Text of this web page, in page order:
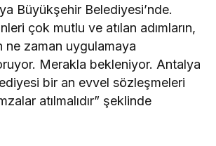
Büyükşehir Belediyesi’nde.
çok mutlu ve atılan adımların,
ne zaman uygulamaya
Merakla bekleniyor. Antalya
bir an evvel sözleşmeleri
atılmalıdır” şeklinde